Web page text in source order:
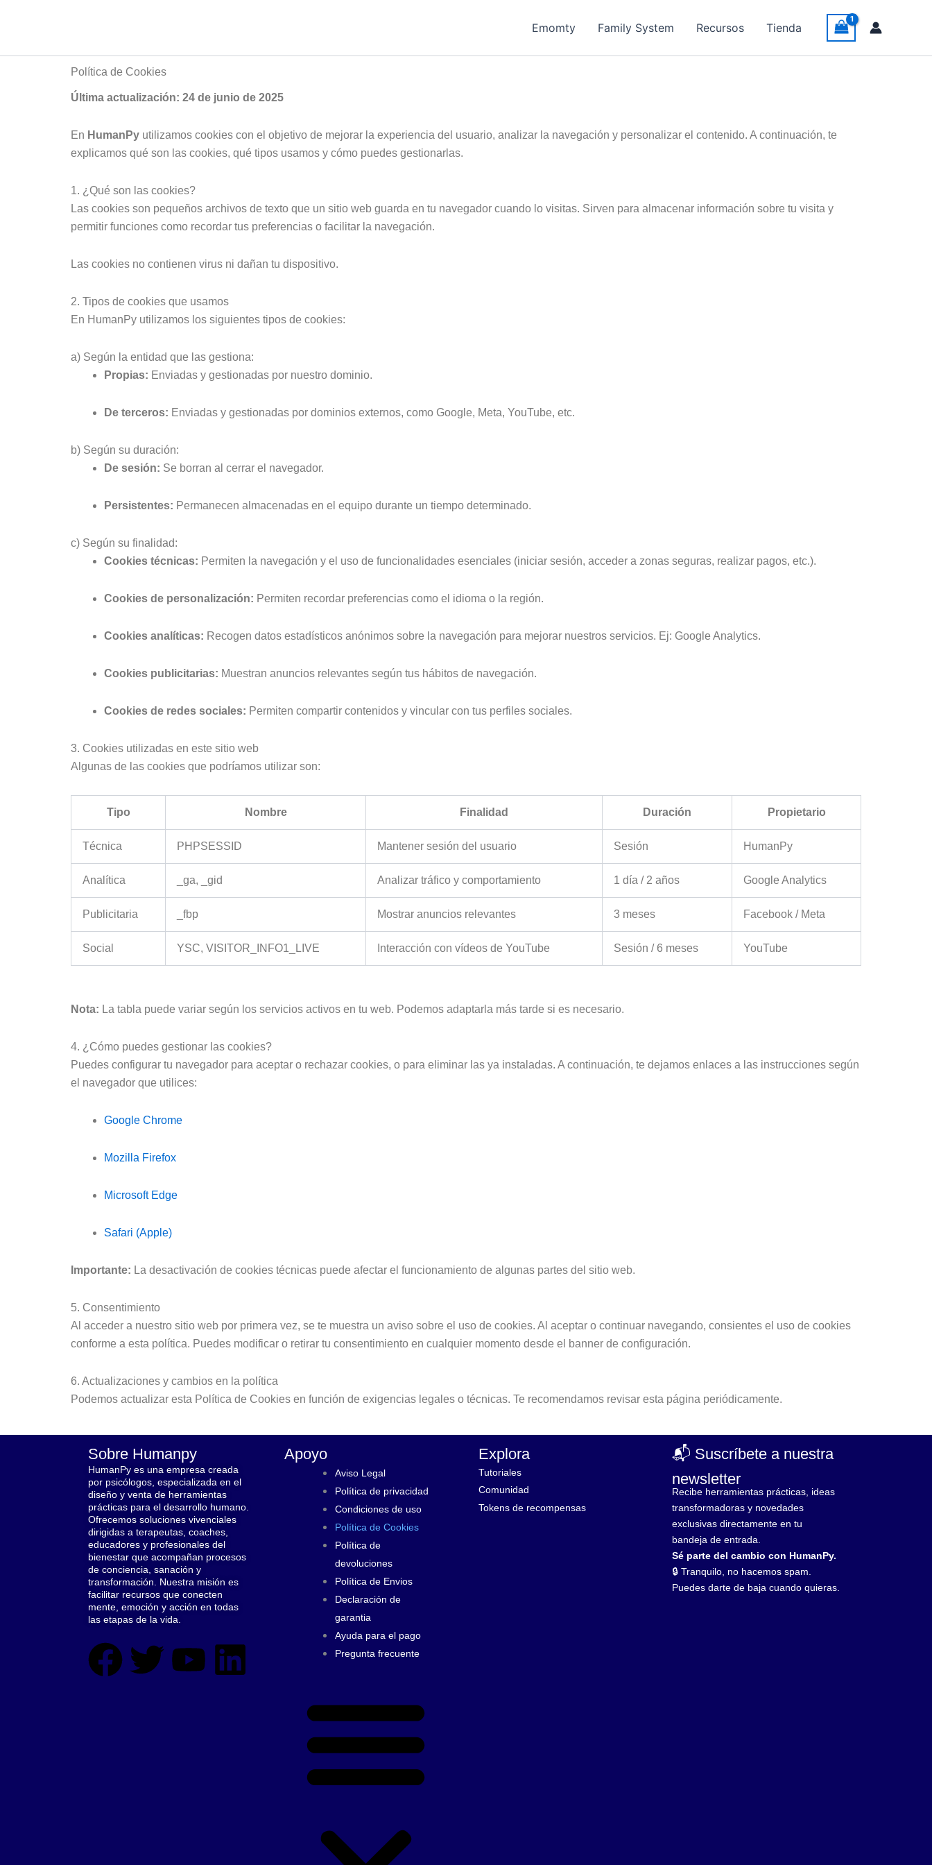
Emomty Family System Recursos Tienda
Política de Cookies
Última actualización: 24 de junio de 2025
En HumanPy utilizamos cookies con el objetivo de mejorar la experiencia del usuario, analizar la navegación y personalizar el contenido. A continuación, te
explicamos qué son las cookies, qué tipos usamos y cómo puedes gestionarlas.
1. ¿Qué son las cookies?
Las cookies son pequeños archivos de texto que un sitio web guarda en tu navegador cuando lo visitas. Sirven para almacenar información sobre tu visita y
permitir funciones como recordar tus preferencias o facilitar la navegación.
Las cookies no contienen virus ni dañan tu dispositivo.
2. Tipos de cookies que usamos
En HumanPy utilizamos los siguientes tipos de cookies:
a) Según la entidad que las gestiona:
Propias: Enviadas y gestionadas por nuestro dominio.
De terceros: Enviadas y gestionadas por dominios externos, como Google, Meta, YouTube, etc.
b) Según su duración:
De sesión: Se borran al cerrar el navegador.
Persistentes: Permanecen almacenadas en el equipo durante un tiempo determinado.
c) Según su finalidad:
Cookies técnicas: Permiten la navegación y el uso de funcionalidades esenciales (iniciar sesión, acceder a zonas seguras, realizar pagos, etc.).
Cookies de personalización: Permiten recordar preferencias como el idioma o la región.
Cookies analíticas: Recogen datos estadísticos anónimos sobre la navegación para mejorar nuestros servicios. Ej: Google Analytics.
Cookies publicitarias: Muestran anuncios relevantes según tus hábitos de navegación.
Cookies de redes sociales: Permiten compartir contenidos y vincular con tus perfiles sociales.
3. Cookies utilizadas en este sitio web
Algunas de las cookies que podríamos utilizar son:
Tipo Nombre Finalidad Duración Propietario
Técnica PHPSESSID Mantener sesión del usuario Sesión HumanPy
Analítica _ga, _gid Analizar tráfico y comportamiento 1 día / 2 años Google Analytics
Publicitaria _fbp Mostrar anuncios relevantes 3 meses Facebook / Meta
Social YSC, VISITOR_INFO1_LIVE Interacción con vídeos de YouTube Sesión / 6 meses YouTube
Nota: La tabla puede variar según los servicios activos en tu web. Podemos adaptarla más tarde si es necesario.
4. ¿Cómo puedes gestionar las cookies?
Puedes configurar tu navegador para aceptar o rechazar cookies, o para eliminar las ya instaladas. A continuación, te dejamos enlaces a las instrucciones según
el navegador que utilices:
Google Chrome
Mozilla Firefox
Microsoft Edge
Safari (Apple)
Importante: La desactivación de cookies técnicas puede afectar el funcionamiento de algunas partes del sitio web.
5. Consentimiento
Al acceder a nuestro sitio web por primera vez, se te muestra un aviso sobre el uso de cookies. Al aceptar o continuar navegando, consientes el uso de cookies
conforme a esta política. Puedes modificar o retirar tu consentimiento en cualquier momento desde el banner de configuración.
6. Actualizaciones y cambios en la política
Podemos actualizar esta Política de Cookies en función de exigencias legales o técnicas. Te recomendamos revisar esta página periódicamente.
Sobre Humanpy
HumanPy es una empresa creada
por psicólogos, especializada en el
diseño y venta de herramientas
prácticas para el desarrollo humano.
Ofrecemos soluciones vivenciales
dirigidas a terapeutas, coaches,
educadores y profesionales del
bienestar que acompañan procesos
de conciencia, sanación y
transformación. Nuestra misión es
facilitar recursos que conecten
mente, emoción y acción en todas
las etapas de la vida.
F T Y L
Apoyo
Aviso Legal
Política de privacidad
Condiciones de uso
Política de Cookies
Política de
devoluciones
Política de Envios
Declaración de
garantia
Ayuda para el pago
Pregunta frecuente
Explora
Tutoriales
Comunidad
Tokens de recompensas
📬 Suscríbete a nuestra
newsletter
Recibe herramientas prácticas, ideas
transformadoras y novedades
exclusivas directamente en tu
bandeja de entrada.
Sé parte del cambio con HumanPy.
🔒 Tranquilo, no hacemos spam.
Puedes darte de baja cuando quieras.